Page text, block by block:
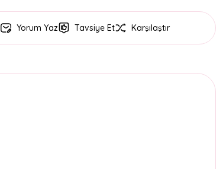
Yorum Yaz Tavsiye Et Karşılaştır